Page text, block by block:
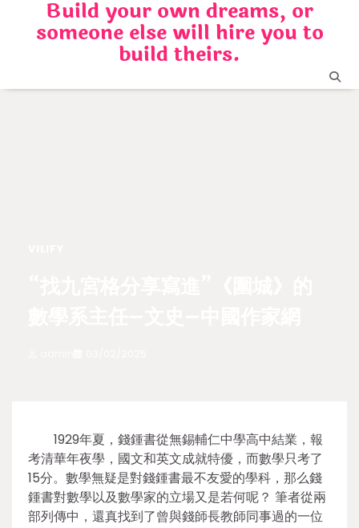
Build your own dreams, or
someone else will hire you to
build theirs.
1929年夏，錢鍾書從無錫輔仁中學高中結業，報
考清華年夜學，國文和英文成就特優，而數學只考了
15分。數學無疑是對錢鍾書最不友愛的學科，那么錢
鍾書對數學以及數學家的立場又是若何呢？ 筆者從兩
部列傳中，還真找到了曾與錢師長教師同事過的一位